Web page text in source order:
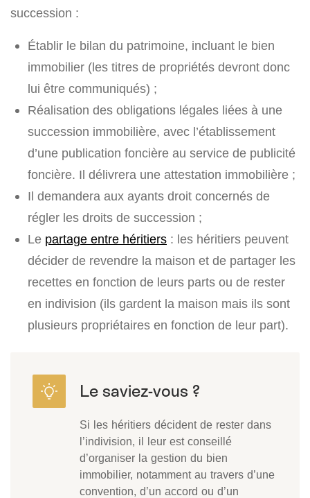
succession :
Établir le bilan du patrimoine, incluant le bien
immobilier (les titres de propriétés devront donc
lui être communiqués) ;
Réalisation des obligations légales liées à une
succession immobilière, avec l’établissement
d’une publication foncière au service de publicité
foncière. Il délivrera une attestation immobilière ;
Il demandera aux ayants droit concernés de
régler les droits de succession ;
Le partage entre héritiers : les héritiers peuvent
décider de revendre la maison et de partager les
recettes en fonction de leurs parts ou de rester
en indivision (ils gardent la maison mais ils sont
plusieurs propriétaires en fonction de leur part).
Si les héritiers décident de rester dans
l’indivision, il leur est conseillé
d’organiser la gestion du bien
immobilier, notamment au travers d’une
convention, d’un accord ou d’un